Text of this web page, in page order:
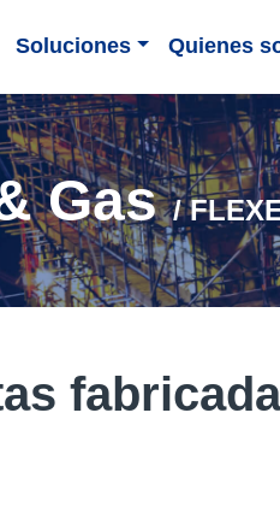
Soluciones Quienes
Gas/